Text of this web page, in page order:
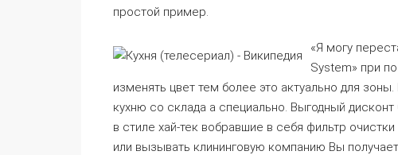
простой пример.
«Я могу
System» при
изменять цвет тем более это актуально для
кухню со склада а специально. Выгодный
в стиле хай-тек вобравшие в себя фильтр
или вызывать клининговую компанию Вы